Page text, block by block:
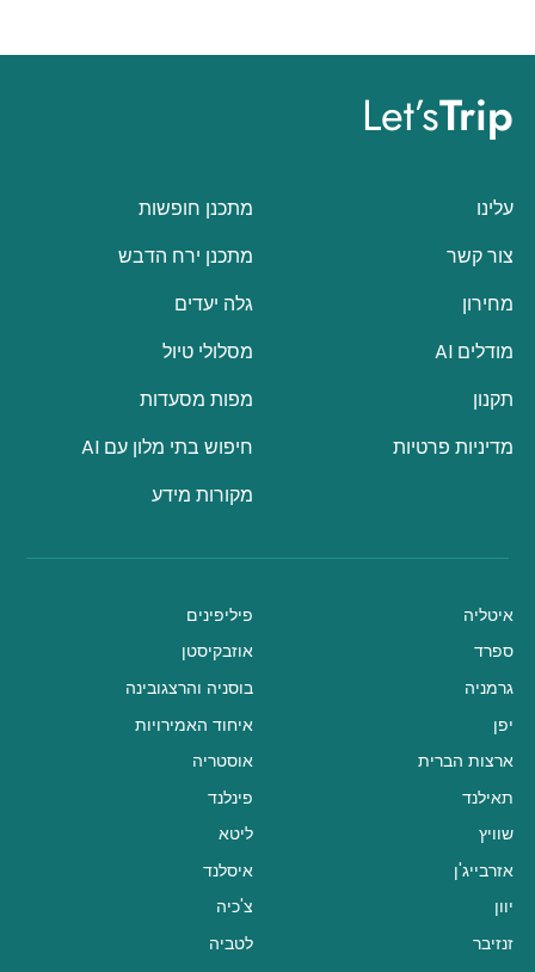
Let’sTrip
עלינו
צור קשר
מחירון
מודלים AI
תקנון
מדיניות פרטיות
מתכנן חופשות
מתכנן ירח הדבש
גלה יעדים
מסלולי טיול
מפות מסעדות
חיפוש בתי מלון עם AI
מקורות מידע
איטליה
ספרד
גרמניה
יפן
ארצות הברית
תאילנד
שוויץ
אזרבייג'ן
יוון
זנזיבר
פיליפינים
אוזבקיסטן
בוסניה והרצגובינה
איחוד האמירויות
אוסטריה
פינלנד
ליטא
איסלנד
צ'כיה
לטביה